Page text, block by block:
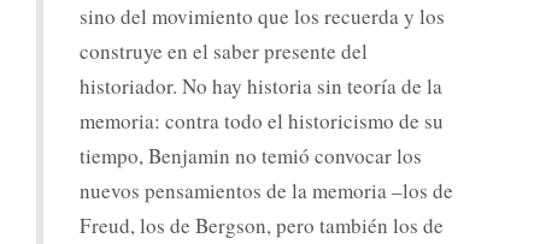
sino del movimiento que los recuerda y los
construye en el saber presente del
historiador. No hay historia sin teoría de la
memoria: contra todo el historicismo de su
tiempo, Benjamin no temió convocar los
nuevos pensamientos de la memoria –los de
Freud, los de Bergson, pero también los de